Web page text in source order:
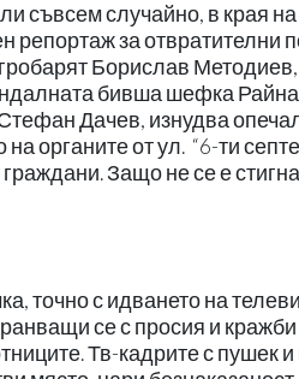
съвсем случайно, в края
репортаж за отвратителни
Борислав
бивша шефка
Дачев, изнудва
органите от ул. “6-ти
Защо не се е
точно с идването на
се с просия и
Тв-кадрите с пушек